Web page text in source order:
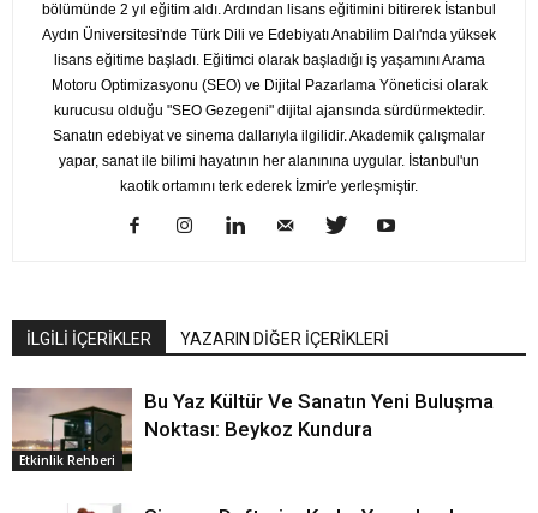
bölümünde 2 yıl eğitim aldı. Ardından lisans eğitimini bitirerek İstanbul
Aydın Üniversitesi'nde Türk Dili ve Edebiyatı Anabilim Dalı'nda yüksek
lisans eğitime başladı. Eğitimci olarak başladığı iş yaşamını Arama
Motoru Optimizasyonu (SEO) ve Dijital Pazarlama Yöneticisi olarak
kurucusu olduğu "SEO Gezegeni" dijital ajansında sürdürmektedir.
Sanatın edebiyat ve sinema dallarıyla ilgilidir. Akademik çalışmalar
yapar, sanat ile bilimi hayatının her alanınına uygular. İstanbul'un
kaotik ortamını terk ederek İzmir'e yerleşmiştir.
İLGİLİ İÇERİKLER YAZARIN DİĞER İÇERİKLERİ
Etkinlik Rehberi
Bu Yaz Kültür Ve Sanatın Yeni Buluşma
Noktası: Beykoz Kundura